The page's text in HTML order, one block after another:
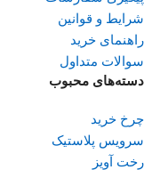
شرایط و قوانین
راهنمای خرید
سوالات متداول
دسته‌های محبوب
چرخ خرید
سرویس پلاستیک
رخت آویز